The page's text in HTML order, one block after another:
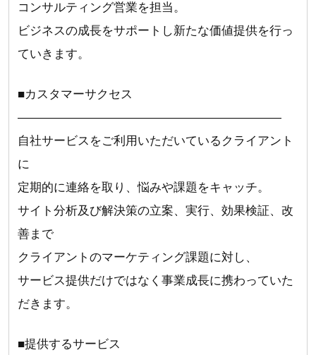
コンサルティング営業を担当。
ビジネスの成長をサポートし新たな価値提供を行っ
ていきます。
■カスタマーサクセス
――――――――――――――――――――――
自社サービスをご利用いただいているクライアント
に
定期的に連絡を取り、悩みや課題をキャッチ。
サイト分析及び解決策の立案、実行、効果検証、改
善まで
クライアントのマーケティング課題に対し、
サービス提供だけではなく事業成長に携わっていた
だきます。
■提供するサービス